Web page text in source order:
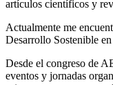
artículos científicos y
Actualmente me
Desarrollo Sostenible
Desde el congreso de
eventos y jornadas